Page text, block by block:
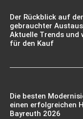
Der Rückblick auf
gebrauchter
Aktuelle Trends und
für den Kauf
Die besten
einen erfolgreichen
Bayreuth 2026